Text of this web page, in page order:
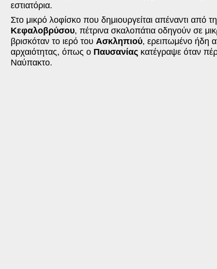
εστιατόρια.
Στο μικρό λοφίσκο που δημιουργείται απέναντι από
Κεφαλοβρύσου, πέτρινα σκαλοπάτια οδηγούν σε
βρισκόταν το ιερό του Ασκληπιού, ερειπωμένο ήδη
αρχαιότητας, όπως ο Παυσανίας κατέγραψε όταν
Ναύπακτο.